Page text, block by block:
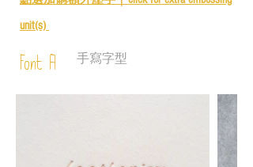
unit(s)
Font A 手寫字型